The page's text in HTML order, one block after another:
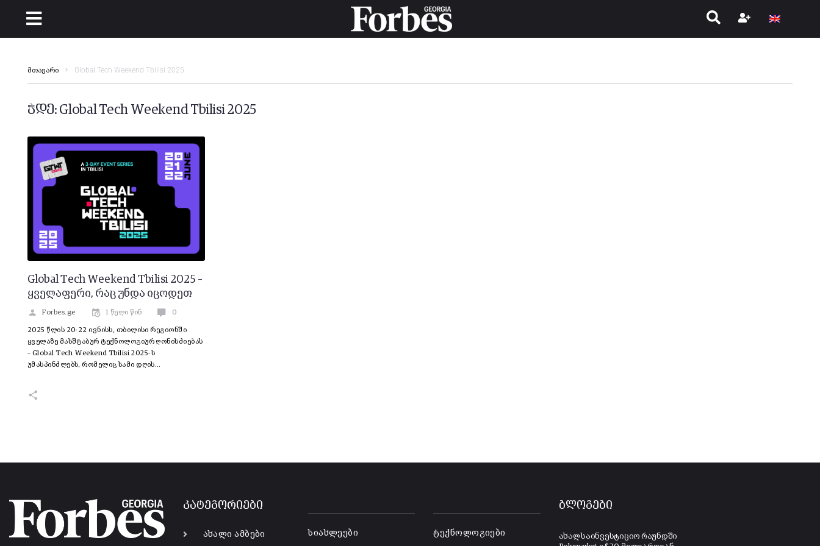
მთავარი Global Tech Weekend Tbilisi 2025
ჭდე: Global Tech Weekend Tbilisi 2025
Global Tech Weekend Tbilisi 2025 –
ყველაფერი, რაც უნდა იცოდეთ
Forbes.ge 1 წელი წინ 0
2025 წლის 20-22 ივნისს, თბილისი რეგიონში
ყველაზე მასშტაბურ ტექნოლოგიურ ღონისძიებას
– Global Tech Weekend Tbilisi 2025-ს
უმასპინძლებს, რომელიც სამი დღის…
კატეგორიები
ახალი ამბები სიახლეები ტექნოლოგიები
ბლოგები
ახალ საინვესტიციო რაუნდში